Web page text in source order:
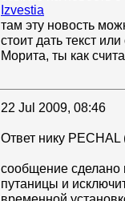
Izvestia
там эту новость
стоит дать текст
Морита, ты как
22 Jul 2009, 08:46
Ответ нику
сообщение сделано
путаницы и